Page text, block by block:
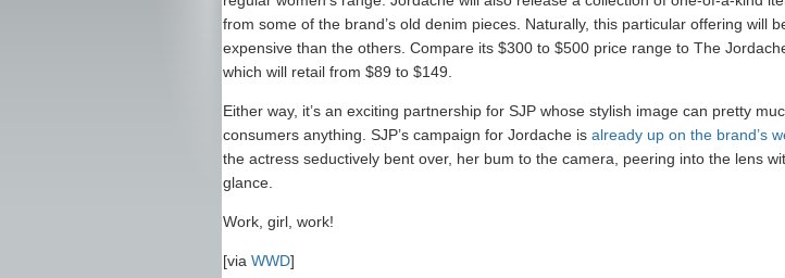
from some of the brand’s old denim pieces. Naturally, this particular offering will
expensive than the others. Compare its $300 to $500 price range to The
which will retail from $89 to $149.
Either way, it’s an exciting partnership for SJP whose stylish image can pretty
consumers anything. SJP’s campaign for Jordache is already up on the brand’s
the actress seductively bent over, her bum to the camera, peering into the lens
glance.
Work, girl, work!
[via WWD]